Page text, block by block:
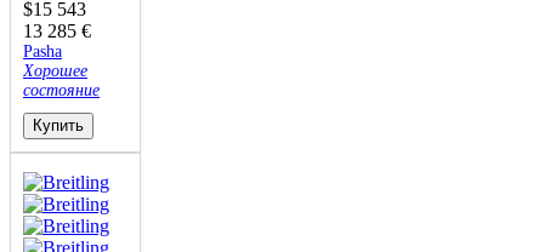
$15 543
13 285 €
Pasha
Хорошее
состояние
Купить